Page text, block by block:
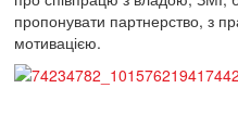
пропонувати партнерство, з
мотивацією.